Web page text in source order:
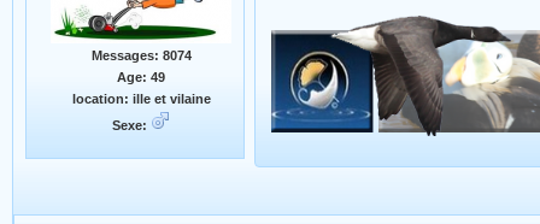
Messages: 8074
Age: 49
location: ille et vilaine
Sexe: